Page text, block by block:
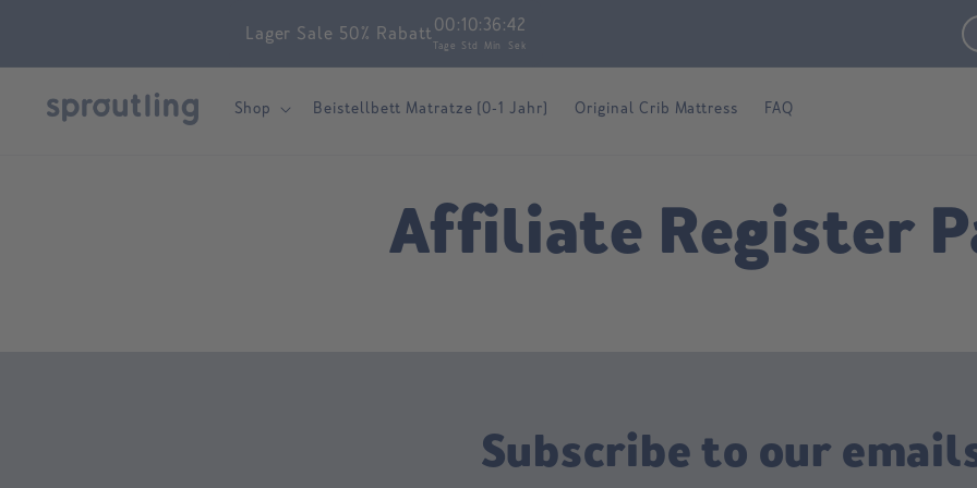
Lager Sale 50% Rabatt00
Tage
:10
Std
:36
Min
:41
Sek
Shop Beistellbett Matratze (0-1 Jahr) Original Crib Mattress FAQ
Affiliate Register
Subscribe to our